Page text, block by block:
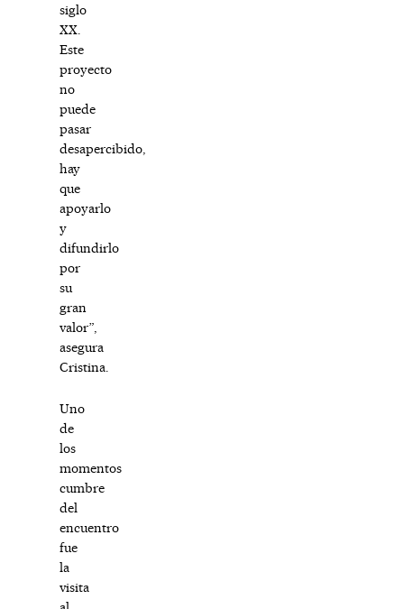
siglo
XX.
Este
proyecto
no
puede
pasar
desapercibido,
hay
que
apoyarlo
y
difundirlo
por
su
gran
valor”,
asegura
Cristina.
Uno
de
los
momentos
cumbre
del
encuentro
fue
la
visita